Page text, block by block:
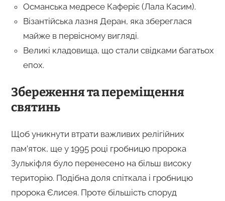
Османська медресе Каферіє (Лала Касим).
Візантійська лазня Деран, яка збереглася
майже в первісному вигляді.
Великі кладовища, що стали свідками багатьох
епох.
Збереження та переміщення
святинь
Щоб уникнути втрати важливих релігійних
пам’яток, ще у 1995 році гробницю пророка
Зулькіфля було перенесено на більш високу
територію. Подібна доля спіткала і гробницю
пророка Єлисея. Проте більшість споруд